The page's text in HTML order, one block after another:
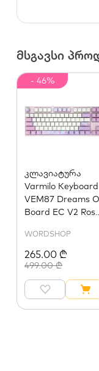
მსგავსი
- 46%
კლავიატურა
Varmilo Keyboard
VEM87 Dreams
Board EC V2
WORDSHOP
265.00 ₾
499.00 ₾